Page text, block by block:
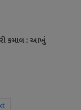
કમાલ : આખું